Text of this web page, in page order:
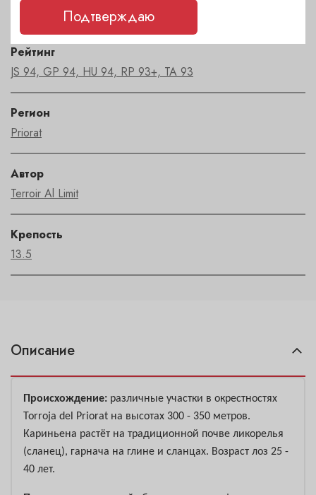
Кариньена
Рейтинг
JS 94, GP 94, HU 94, RP 93+, TA 93
Регион
Priorat
Автор
Terroir Al Limit
Крепость
13.5
Описание
Происхождение: различные участки в окрестностях
Torroja del Priorat на высотах 300 - 350 метров.
Кариньена растёт на традиционной почве ликорелья
(сланец), гарнача на глине и сланцах. Возраст лоз 25 -
40 лет.
Подтверждаю